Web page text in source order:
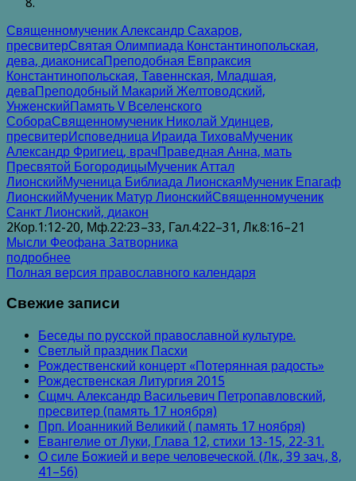
Священномученик Александр Сахаров,
пресвитерСвятая Олимпиада Константинопольская,
дева, диаконисаПреподобная Евпраксия
Константинопольская, Тавеннская, Младшая,
деваПреподобный Макарий Желтоводский,
УнженскийПамять V Вселенского
СобораСвященномученик Николай Удинцев,
пресвитерИсповедница Ираида ТиховаМученик
Александр Фригиец, врачПраведная Анна, мать
Пресвятой БогородицыМученик Аттал
ЛионскийМученица Библиада ЛионскаяМученик Епагаф
ЛионскийМученик Матур ЛионскийСвященномученик
Санкт Лионский, диакон
2Кор.1:12-20, Мф.22:23–33, Гал.4:22–31, Лк.8:16–21
Мысли Феофана Затворника
подробнее
Полная версия православного календаря
Свежие записи
Беседы по русской православной культуре.
Светлый праздник Пасхи
Рождественский концерт «Потерянная радость»
Рождественская Литургия 2015
Cщмч. Александр Васильевич Петропавловский,
пресвитер (память 17 ноября)
Прп. Иоанникий Великий ( память 17 ноября)
Евангелие от Луки, Глава 12, стихи 13-15, 22-31.
О силе Божией и вере человеческой. (Лк., 39 зач., 8,
41–56)